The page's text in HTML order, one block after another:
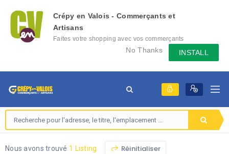
Crépy en Valois - Commerçants et
Artisans
Faites votre shopping avec vos commerçants
locaux depuis votre mobile, échangez des
messages avec eux, consultez le évènement
No Thanks INSTALL
Nous avons trouvé 1 Listing Réinitialiser